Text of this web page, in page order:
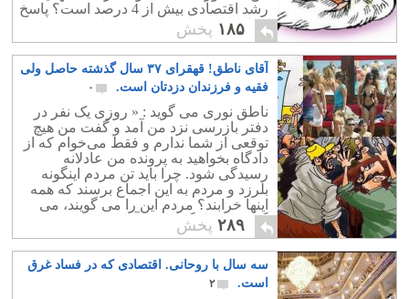
رشد اقتصادی بیش از 4 درصد است؟ پاسخ
در افزایش تولید نفت است. ایران تولید
نفت خود را به 3 برابر پارسال نزدیک نموده
است و همین کافیست برای آمار سازی.
اما آیا از این رشد اقتصادی به مردم ایران
هم چیزی رسیده و خواهد رسید؟ البته ک
نه! ملت شهیدپرور ایران به رعایای بیکار و
بیعار خلیفه تنزل درجه پیدا کرده اند و هیچ
سهمی در چرخه اقتصاد ندارند.
۱۸۵ پخش
آقای ناطق! قهقرای ۳۷ سال گذشته حاصل ولی
فقیه و فرزندان دزدتان است.
۰
ناطق نوری می گوید : « روزی یک نفر در
دفتر بازرسی نزد من آمد و گفت من هیچ
توقعی از شما ندارم و فقط می‌خوام که از
دادگاه بخواهید به پرونده من عادلانه
رسیدگی شود. چرا باید تن مردم اینگونه
بلرزد و مردم به این اجماع برسند که همه
اینها خرابند؟ مردم این را می گویند، می
گویند اینها اینگونه‌اند!» آقای ناطق ! بچّه
کجایی اینقدر شجاعی؟ زمانی که رئیس
مجلس بودی و همگام با رفسنجانی ایران را
به قهقرای امروز رساندی ،چرا خفه خون
گرفته بودی؟
۲۸۹ پخش
سه سال با روحانی. اقتصادی که در فساد غرق
است.
۲